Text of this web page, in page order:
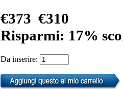
€373 €310
Risparmi: 17%
Da inserire: